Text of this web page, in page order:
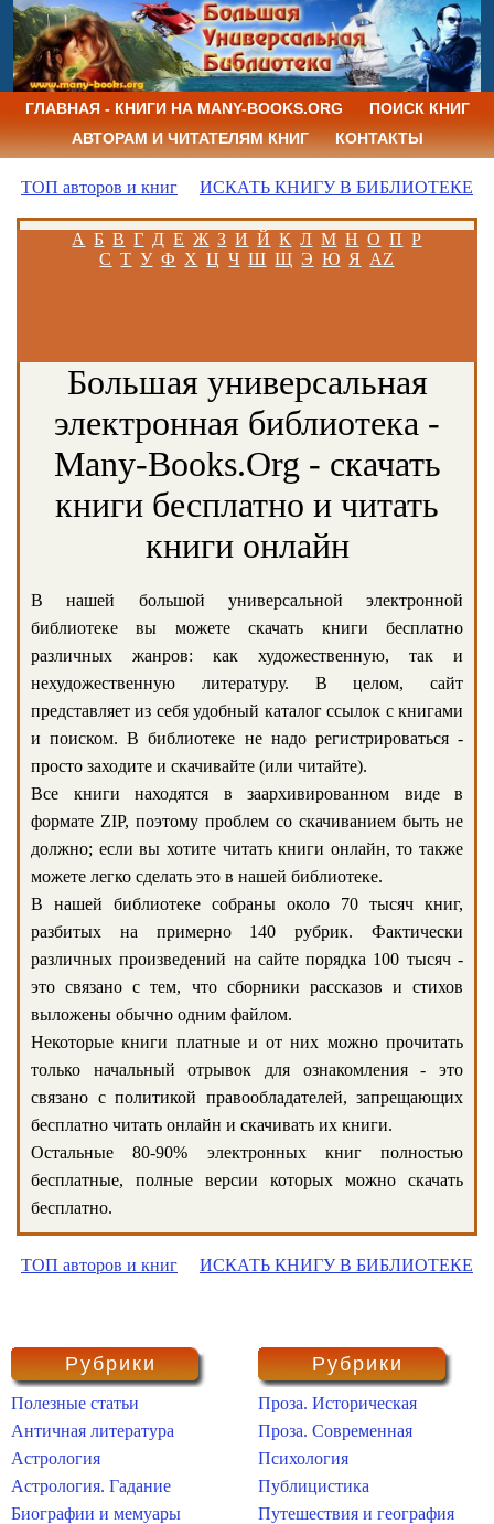
ГЛАВНАЯ - КНИГИ НА MANY-BOOKS.ORG
ПОИСК КНИГ
АВТОРАМ И ЧИТАТЕЛЯМ КНИГ
КОНТАКТЫ
ТОП авторов и книг ИСКАТЬ КНИГУ В БИБЛИОТЕКЕ
А Б В Г Д Е Ж З И Й К Л М Н О П Р
С Т У Ф Х Ц Ч Ш Щ Э Ю Я AZ
Большая универсальная
электронная библиотека -
Many-Books.Org - скачать
книги бесплатно и читать
книги онлайн
В нашей большой универсальной электронной
библиотеке вы можете скачать книги бесплатно
различных жанров: как художественную, так и
нехудожественную литературу. В целом, сайт
представляет из себя удобный каталог ссылок с книгами
и поиском. В библиотеке не надо регистрироваться -
просто заходите и скачивайте (или читайте).
Все книги находятся в заархивированном виде в
формате ZIP, поэтому проблем со скачиванием быть не
должно; если вы хотите читать книги онлайн, то также
можете легко сделать это в нашей библиотеке.
В нашей библиотеке собраны около 70 тысяч книг,
разбитых на примерно 140 рубрик. Фактически
различных произведений на сайте порядка 100 тысяч -
это связано с тем, что сборники рассказов и стихов
выложены обычно одним файлом.
Некоторые книги платные и от них можно прочитать
только начальный отрывок для ознакомления - это
связано с политикой правообладателей, запрещающих
бесплатно читать онлайн и скачивать их книги.
Остальные 80-90% электронных книг полностью
бесплатные, полные версии которых можно скачать
бесплатно.
ТОП авторов и книг ИСКАТЬ КНИГУ В БИБЛИОТЕКЕ
Рубрики
Полезные статьи
Античная литература
Астрология
Астрология. Гадание
Биографии и мемуары
Рубрики
Проза. Историческая
Проза. Современная
Психология
Публицистика
Путешествия и география